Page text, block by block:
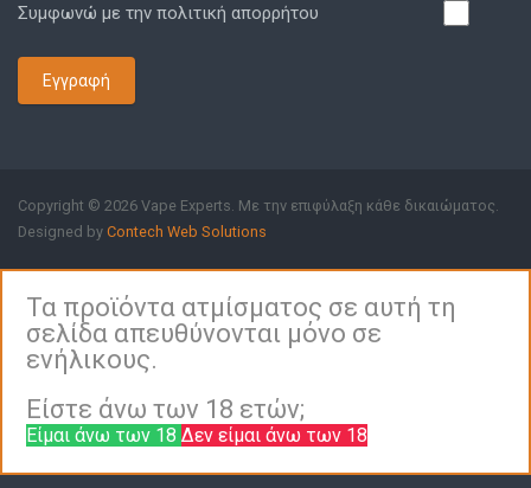
Συμφωνώ με την πολιτική απορρήτου
Εγγραφή
Copyright © 2026 Vape Experts. Με την επιφύλαξη κάθε δικαιώματος.
Designed by Contech Web Solutions
Τα προϊόντα ατμίσματος σε αυτή τη
σελίδα απευθύνονται μόνο σε
ενήλικους.
Είστε άνω των 18 ετών;
Είμαι άνω των 18 Δεν είμαι άνω των 18